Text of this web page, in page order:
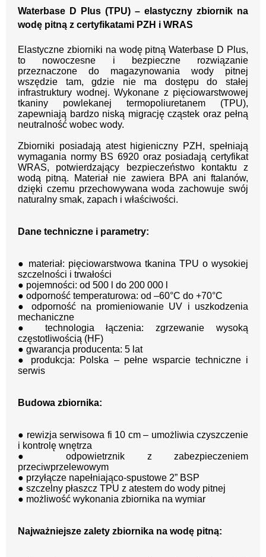
Waterbase D Plus (TPU) – elastyczny zbiornik na
wodę pitną z certyfikatami PZH i WRAS
Elastyczne zbiorniki na wodę pitną Waterbase D Plus,
to nowoczesne i bezpieczne rozwiązanie
przeznaczone do magazynowania wody pitnej
wszędzie tam, gdzie nie ma dostępu do stałej
infrastruktury wodnej. Wykonane z pięciowarstwowej
tkaniny powlekanej termopoliuretanem (TPU),
zapewniają bardzo niską migrację cząstek oraz pełną
neutralność wobec wody.
Zbiorniki posiadają atest higieniczny PZH, spełniają
wymagania normy BS 6920 oraz posiadają certyfikat
WRAS, potwierdzający bezpieczeństwo kontaktu z
wodą pitną. Materiał nie zawiera BPA ani ftalanów,
dzięki czemu przechowywana woda zachowuje swój
naturalny smak, zapach i właściwości.
Dane techniczne i parametry:
● materiał: pięciowarstwowa tkanina TPU o wysokiej
szczelności i trwałości
● pojemności: od 500 l do 200 000 l
● odporność temperaturowa: od –60°C do +70°C
● odporność na promieniowanie UV i uszkodzenia
mechaniczne
● technologia łączenia: zgrzewanie wysoką
częstotliwością (HF)
● gwarancja producenta: 5 lat
● produkcja: Polska – pełne wsparcie techniczne i
serwis
Budowa zbiornika:
● rewizja serwisowa fi 10 cm – umożliwia czyszczenie
i kontrolę wnętrza
● odpowietrznik z zabezpieczeniem
przeciwprzelewowym
● przyłącze napełniająco-spustowe 2” BSP
● szczelny płaszcz TPU z atestem do wody pitnej
● możliwość wykonania zbiornika na wymiar
Najważniejsze zalety zbiornika na wodę pitną: